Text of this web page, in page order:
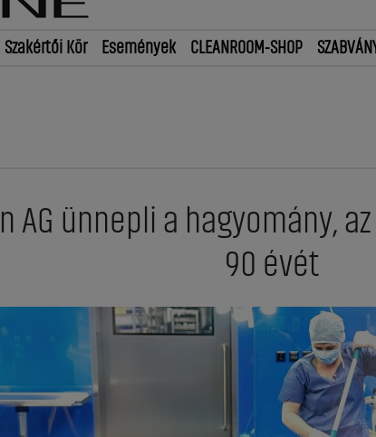
Szakértői Kör Események CLEANROOM-SHOP
AG ünnepli a hagyomány,
90 évét